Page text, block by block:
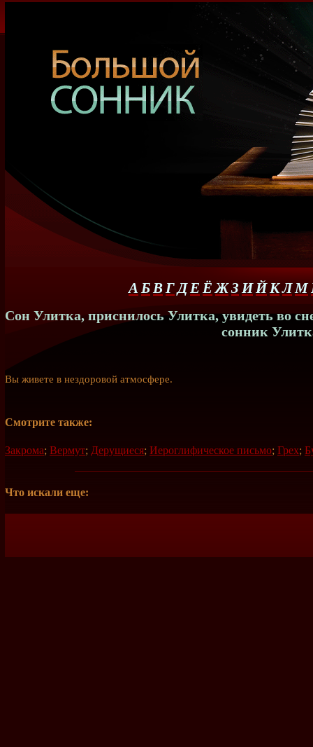
А БВГДЕ Ё ЖЗ ИЙКЛМ
Сон Улитка, приснилось Улитка, увидеть во
сонник
Вы живете в нездоровой атмосфере.
Смотрите также:
Закрома; Вермут; Дерущиеся; Иероглифическое письмо; Грех;
Что искали еще: